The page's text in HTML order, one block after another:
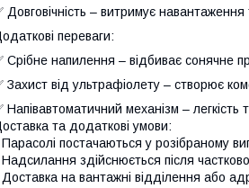
Довговічність – витримує
переваги:
Срібне напилення – відбиває сонячне
Захист від ультрафіолету – створює
Напівавтоматичний механізм – легкість
та додаткові умови:
Парасолі постачаються у розібраному
Надсилання здійснюється після
Доставка на вантажні відділення або